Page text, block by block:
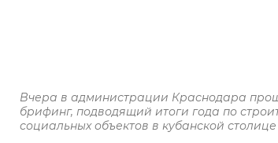
Вчера в администрации Краснодара
брифинг, подводящий итоги года по
социальных объектов в кубанской столице